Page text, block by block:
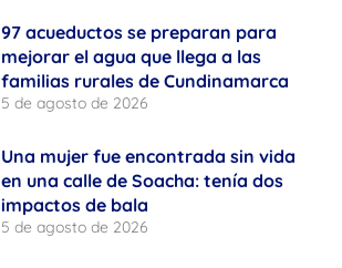
97 acueductos se preparan para
mejorar el agua que llega a las
familias rurales de Cundinamarca
5 de agosto de 2026
Una mujer fue encontrada sin vida
en una calle de Soacha: tenía dos
impactos de bala
5 de agosto de 2026